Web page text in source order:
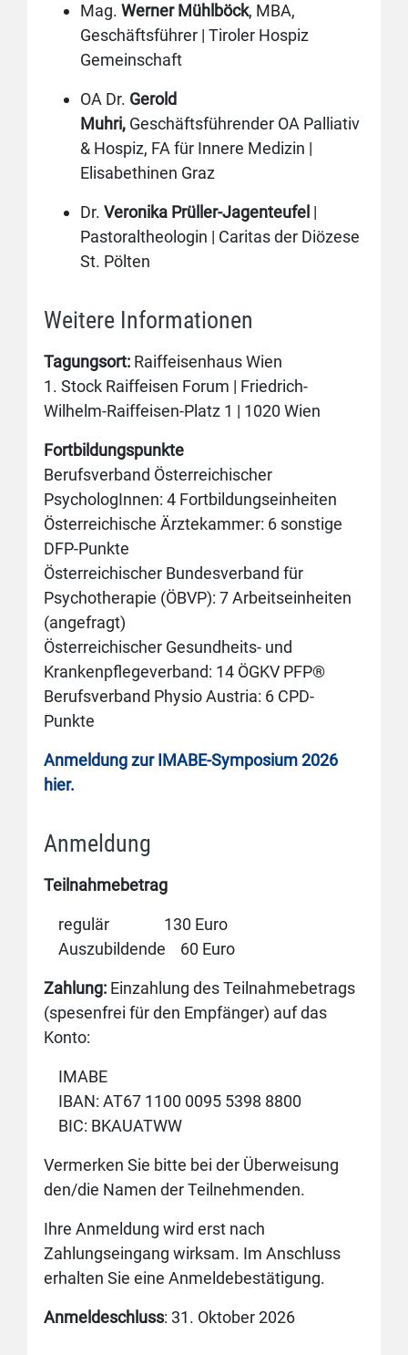
Mag. Werner Mühlböck, MBA,
Geschäftsführer | Tiroler Hospiz
Gemeinschaft
OA Dr. Gerold
Muhri, Geschäftsführender OA Palliativ
& Hospiz, FA für Innere Medizin |
Elisabethinen Graz
Dr. Veronika Prüller-Jagenteufel |
Pastoraltheologin | Caritas der Diözese
St. Pölten
Weitere Informationen
Tagungsort: Raiffeisenhaus Wien
1. Stock Raiffeisen Forum | Friedrich-
Wilhelm-Raiffeisen-Platz 1 | 1020 Wien
Fortbildungspunkte
Berufsverband Österreichischer
PsychologInnen: 4 Fortbildungseinheiten
Österreichische Ärztekammer: 6 sonstige
DFP-Punkte
Österreichischer Bundesverband für
Psychotherapie (ÖBVP): 7 Arbeitseinheiten
(angefragt)
Österreichischer Gesundheits- und
Krankenpflegeverband: 14 ÖGKV PFP®
Berufsverband Physio Austria: 6 CPD-
Punkte
Anmeldung zur IMABE-Symposium 2026
hier.
Anmeldung
Teilnahmebetrag
regulär 130 Euro
Auszubildende 60 Euro
Zahlung: Einzahlung des Teilnahmebetrags
(spesenfrei für den Empfänger) auf das
Konto:
IMABE
IBAN: AT67 1100 0095 5398 8800
BIC: BKAUATWW
Vermerken Sie bitte bei der Überweisung
den/die Namen der Teilnehmenden.
Ihre Anmeldung wird erst nach
Zahlungseingang wirksam. Im Anschluss
erhalten Sie eine Anmeldebestätigung.
Anmeldeschluss: 31. Oktober 2026